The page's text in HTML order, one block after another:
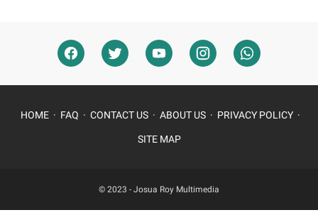
HOME FAQ CONTACT US ABOUT US PRIVACY POLICY
SITE MAP
© 2023 - Josua Roy Multimedia